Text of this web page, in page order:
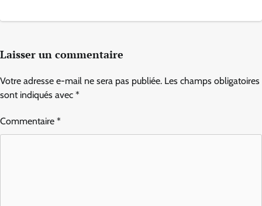
Laisser un commentaire
Votre adresse e-mail ne sera pas publiée. Les champs obligatoires
sont indiqués avec *
Commentaire *